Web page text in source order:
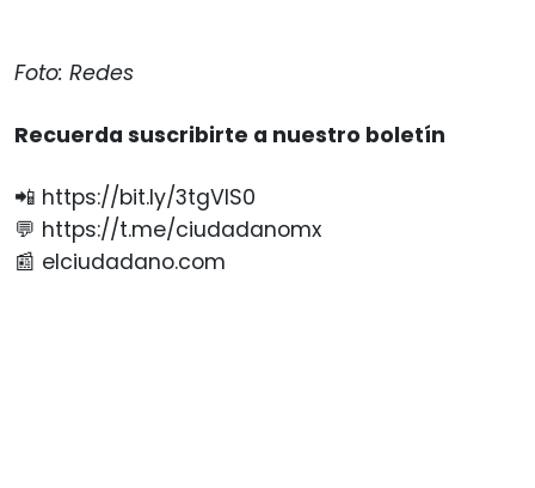
Foto: Redes
Recuerda suscribirte a nuestro boletín
📲 https://bit.ly/3tgVlS0
💬 https://t.me/ciudadanomx
📰 elciudadano.com